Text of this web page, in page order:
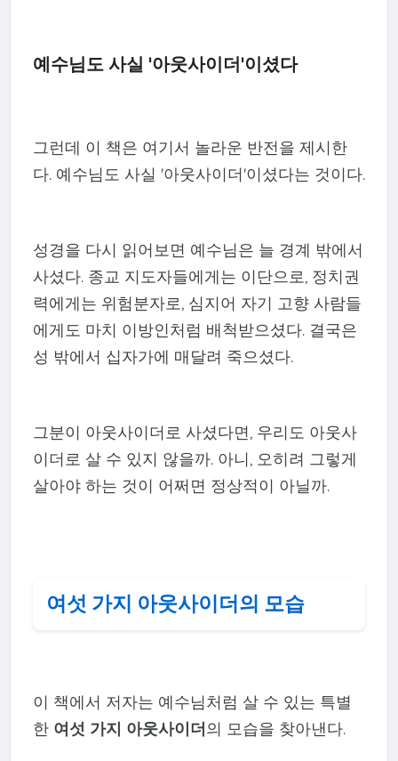
예수님도 사실 '아웃사이더'이셨다
그런데 이 책은 여기서 놀라운 반전을 제시한
다. 예수님도 사실 '아웃사이더'이셨다는 것이다.
성경을 다시 읽어보면 예수님은 늘 경계 밖에서
사셨다. 종교 지도자들에게는 이단으로, 정치권
력에게는 위험분자로, 심지어 자기 고향 사람들
에게도 마치 이방인처럼 배척받으셨다. 결국은
성 밖에서 십자가에 매달려 죽으셨다.
그분이 아웃사이더로 사셨다면, 우리도 아웃사
이더로 살 수 있지 않을까. 아니, 오히려 그렇게
살아야 하는 것이 어쩌면 정상적이 아닐까.
여섯 가지 아웃사이더의 모습
이 책에서 저자는 예수님처럼 살 수 있는 특별
한 여섯 가지 아웃사이더의 모습을 찾아낸다.